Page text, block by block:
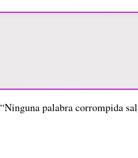
“Ninguna palabra corrompida